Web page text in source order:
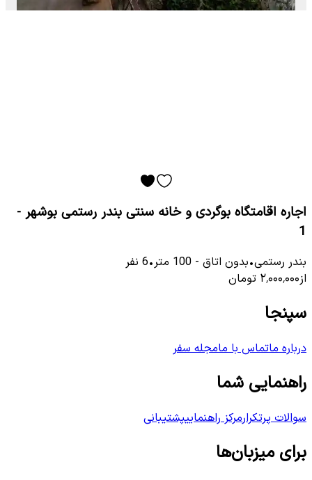
اجاره اقامتگاه بوگردی و خانه سنتی بندر رستمی بوشهر -
1
بندر رستمی•بدون اتاق -
100 متر•
6 نفر
از۲٬۰۰۰٬۰۰۰ تومان
سپنجا
درباره ماتماس با مامجله سفر
راهنمایی شما
سوالات پرتکرارمرکز راهنماییپشتیبانی
برای میزبان‌ها